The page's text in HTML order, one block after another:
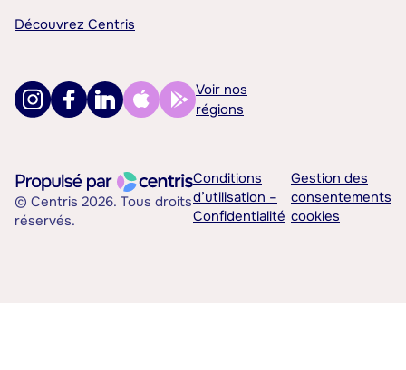
Découvrez Centris
Voir nos
régions
© Centris 2026. Tous droits
réservés.
Conditions
d’utilisation –
Confidentialité
Gestion des
consentements
cookies